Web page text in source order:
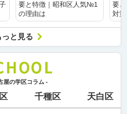
要と特徴｜昭和区人気№1
の理由は
要
対
っと見る
屋の学区コラム -
千種区 天白区